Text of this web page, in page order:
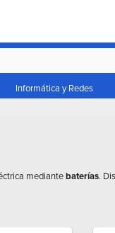
Informática y Redes
mediantebaterías.